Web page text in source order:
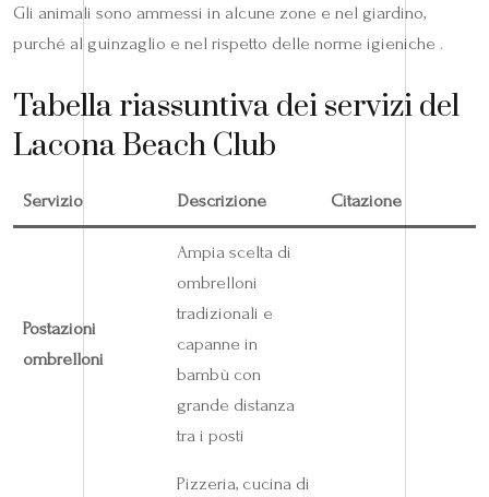
Gli animali sono ammessi in alcune zone e nel giardino,
purché al guinzaglio e nel rispetto delle norme igieniche .
Tabella riassuntiva dei servizi del
Lacona Beach Club
Servizio Descrizione Citazione
Postazioni
ombrelloni
Ampia scelta di
ombrelloni
tradizionali e
capanne in
bambù con
grande distanza
tra i posti
Pizzeria, cucina di